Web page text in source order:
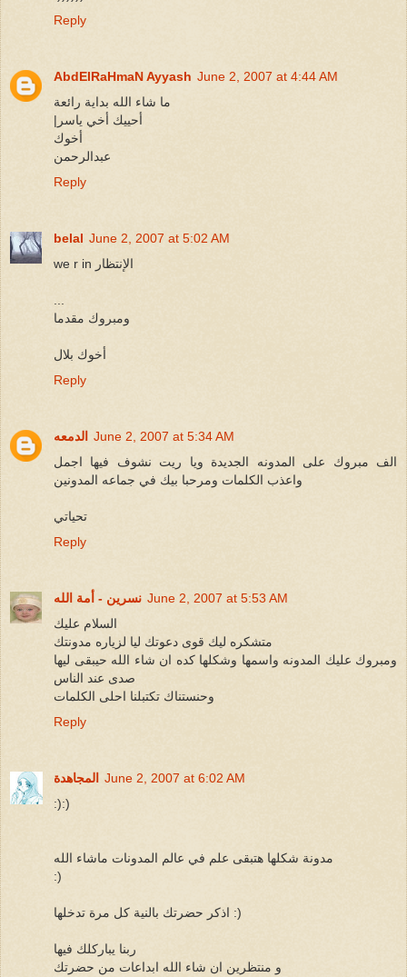
Reply
AbdElRaHmaN Ayyash June 2, 2007 at 4:44 AM
ما شاء الله بداية رائعة
|أحييك أخي ياسر
أخوك
عبدالرحمن
Reply
belal June 2, 2007 at 5:02 AM
we r in الإنتظار
...
ومبروك مقدما
أخوك بلال
Reply
الدمعه
June 2, 2007 at 5:34 AM
الف مبروك على المدونه الجديدة ويا ريت نشوف فيها اجمل
واعذب الكلمات ومرحبا بيك في جماعه المدونين
تحياتي
Reply
نسرين - أمة الله June 2, 2007 at 5:53 AM
السلام عليك
متشكره ليك قوى دعوتك ليا لزياره مدونتك
ومبروك عليك المدونه واسمها وشكلها كده ان شاء الله حيبقى ليها
صدى عند الناس
وحنستناك تكتبلنا احلى الكلمات
Reply
المجاهدة
June 2, 2007 at 6:02 AM
:):)
مدونة شكلها هتبقى علم في عالم المدونات ماشاء الله
:)
اذكر حضرتك بالنية كل مرة تدخلها :)
ربنا يباركلك فيها
و منتظرين ان شاء الله ابداعات من حضرتك